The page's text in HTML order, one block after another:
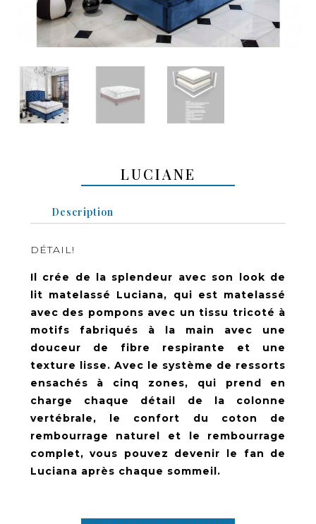
LUCIANE
Description
DÉTAIL!
Il crée de la splendeur avec son look de
lit matelassé Luciana, qui est matelassé
avec des pompons avec un tissu tricoté à
motifs fabriqués à la main avec une
douceur de fibre respirante et une
texture lisse. Avec le système de ressorts
ensachés à cinq zones, qui prend en
charge chaque détail de la colonne
vertébrale, le confort du coton de
rembourrage naturel et le rembourrage
complet, vous pouvez devenir le fan de
Luciana après chaque sommeil.